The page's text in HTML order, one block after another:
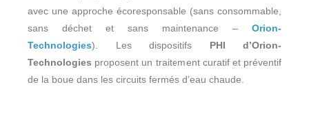
avec une approche écoresponsable (sans consommable,
sans déchet et sans maintenance – Orion-
Technologies). Les dispositifs PHI d’Orion-
Technologies proposent un traitement curatif et préventif
de la boue dans les circuits fermés d’eau chaude.